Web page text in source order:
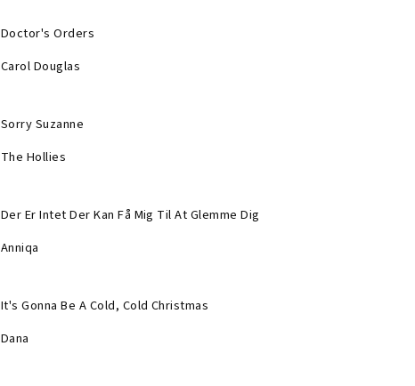
Doctor's Orders
Carol Douglas
Sorry Suzanne
The Hollies
Der Er Intet Der Kan Få Mig Til At Glemme Dig
Anniqa
It's Gonna Be A Cold, Cold Christmas
Dana